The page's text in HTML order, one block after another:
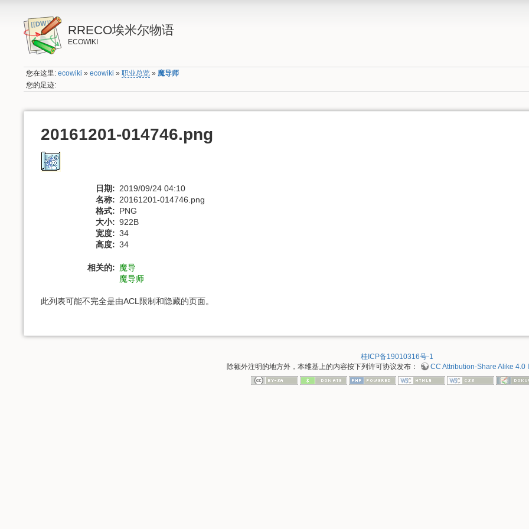
RRECO埃米尔物语
ECOWIKI
您在这里:ecowiki »ecowiki »职业总览 » 魔导师
您的足迹:
20161201-014746.png
日期: 2019/09/24 04:10
名称: 20161201-014746.png
格式: PNG
大小: 922B
宽度: 34
高度: 34
相关的: 魔导
魔导师
此列表可能不完全是由ACL限制和隐藏的页面。
桂ICP备19010316号-1
除额外注明的地方外，本维基上的内容按下列许可协议发布：
CC Attribution-Share Alike 4.0